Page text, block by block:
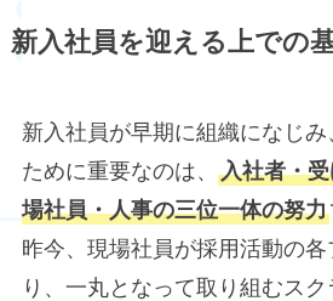
新入社員を迎える上での
新入社員が早期に組織になじみ
ために重要なのは、 入社者・
場社員・人事の三位一体の努力
昨今、現場社員が採用活動の
り、一丸となって取り組むスク